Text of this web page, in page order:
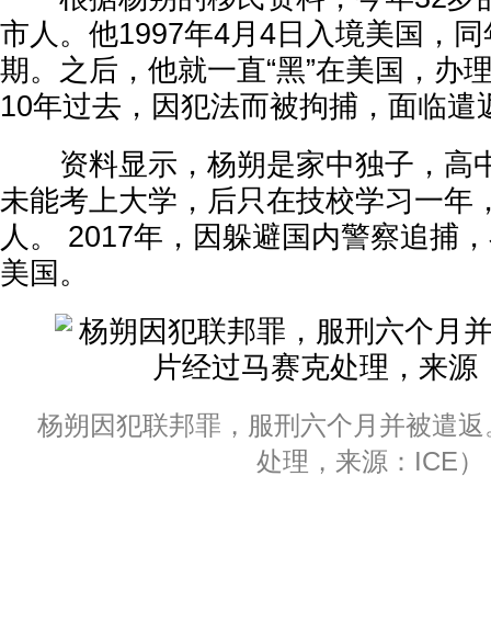
市人。他1997年4月4日入境美国，
期。之后，他就一直“黑”在美国，办
10年过去，因犯法而被拘捕，面临遣
资料显示，杨朔是家中独子，高
未能考上大学，后只在技校学习一年
人。 2017年，因躲避国内警察追捕
美国。
杨朔因犯联邦罪，服刑六个月并被遣
处理，来源：ICE）